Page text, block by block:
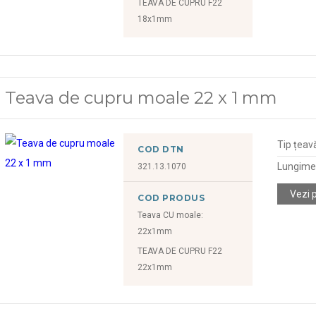
TEAVA DE CUPRU F22
18x1mm
Teava de cupru moale 22 x 1 mm
COD DTN
321.13.1070
COD PRODUS
Teava CU moale:
22x1mm
TEAVA DE CUPRU F22
22x1mm
Tip
Vezi